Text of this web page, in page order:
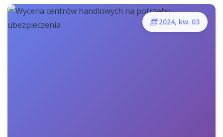
2024, kw. 03